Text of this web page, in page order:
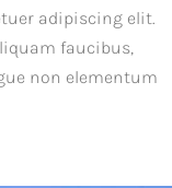
adipiscing elit.
faucibus,
non elementum